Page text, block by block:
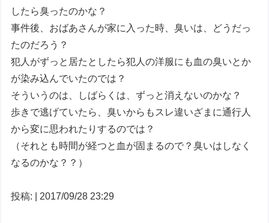
したら臭ったのかな？
事件後、おばあさんが家に入った時、臭いは、どうだっ
たのだろう？
犯人がずっと居たとしたら犯人の洋服にも血の臭いとか
が染み込んでいたのでは？
そういうのは、しばらくは、ずっと消えないのかな？
歩きで逃げていたら、臭いからもスレ違いざまに通行人
から変に思われたりするのでは？
（それとも時間が経つと血が固まるので？臭いはしなく
なるのかな？？）
投稿: | 2017/09/28 23:29